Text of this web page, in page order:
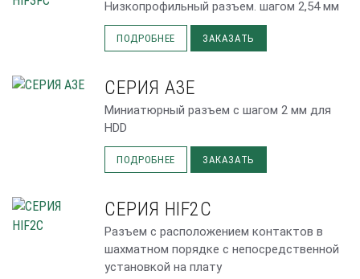
Низкопрофильный разъем. шагом 2,54 мм
ПОДРОБНЕЕ ЗАКАЗАТЬ
СЕРИЯ A3E
Миниатюрный разъем с шагом 2 мм для
HDD
ПОДРОБНЕЕ ЗАКАЗАТЬ
СЕРИЯ HIF2C
Разъем с расположением контактов в
шахматном порядке с непосредственной
установкой на плату